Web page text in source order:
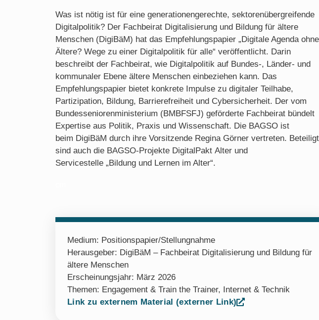
Was ist nötig ist für eine generationengerechte, sektorenübergreifende
Digitalpolitik? Der Fachbeirat Digitalisierung und Bildung für ältere
Menschen (DigiBäM) hat das Empfehlungspapier „Digitale Agenda ohne
Ältere? Wege zu einer Digitalpolitik für alle“ veröffentlicht. Darin
beschreibt der Fachbeirat, wie Digitalpolitik auf Bundes-, Länder- und
kommunaler Ebene ältere Menschen einbeziehen kann. Das
Empfehlungspapier bietet konkrete Impulse zu digitaler Teilhabe,
Partizipation, Bildung, Barrierefreiheit und Cybersicherheit. Der vom
Bundesseniorenministerium (BMBFSFJ) geförderte Fachbeirat bündelt
Expertise aus Politik, Praxis und Wissenschaft. Die BAGSO ist
beim DigiBäM durch ihre Vorsitzende Regina Görner vertreten. Beteiligt
sind auch die BAGSO-Projekte DigitalPakt Alter und
Servicestelle „Bildung und Lernen im Alter“.
Medium: Positionspapier/Stellungnahme
Herausgeber: DigiBäM – Fachbeirat Digitalisierung und Bildung für
ältere Menschen
Erscheinungsjahr: März 2026
Themen: Engagement & Train the Trainer,
Internet & Technik
Link zu externem Material (externer Link)